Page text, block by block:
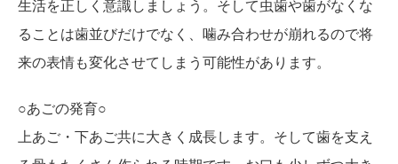
生活を正しく意識しましょう。そして虫歯や歯がなくな
ることは歯並びだけでなく、噛み合わせが崩れるので将
来の表情も変化させてしまう可能性があります。
○あごの発育○
上あご・下あご共に大きく成長します。そして歯を支え